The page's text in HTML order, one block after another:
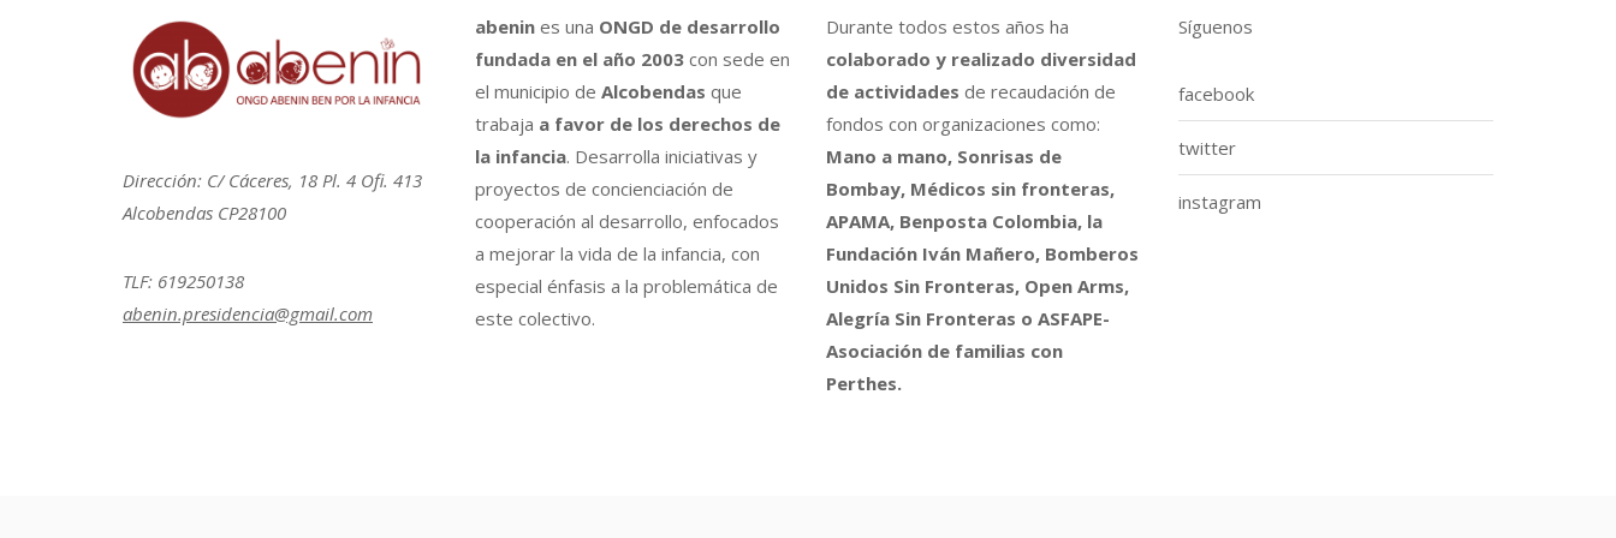
Dirección: C/ Cáceres, 18 Pl. 4 Ofi. 413
Alcobendas CP28100
TLF: 619250138
abenin.presidencia@gmail.com
abenines una ONGD de desarrollo
fundada en el año 2003con sede en
el municipio de Alcobendas que
trabaja a favor de los derechos de
la infancia. Desarrolla iniciativas y
proyectos de concienciación de
cooperación al desarrollo, enfocados
a mejorar la vida de la infancia, con
especial énfasis a la problemática de
este colectivo.
Durante todos estos años ha
colaborado y realizado diversidad
de actividades de recaudación de
fondos con organizaciones como:
Mano a mano, Sonrisas de
Bombay, Médicos sin fronteras,
APAMA, Benposta Colombia, la
Fundación Iván Mañero, Bomberos
Unidos Sin Fronteras, Open Arms,
Alegría Sin Fronteras o ASFAPE-
Asociación de familias con
Perthes.
Síguenos
facebook
twitter
instagram